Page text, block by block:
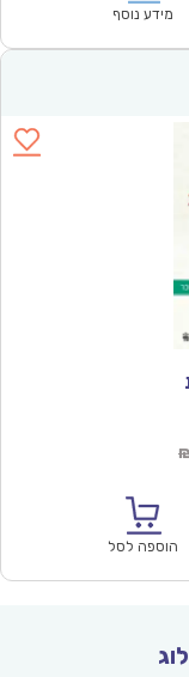
מידע נוסף
הוספה לסל